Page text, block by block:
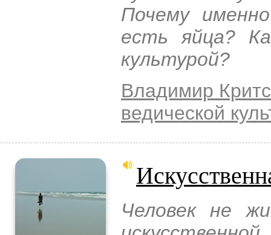
Почему
есть яйца?
культурой?
Владимир
ведической
Человек не